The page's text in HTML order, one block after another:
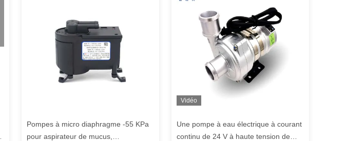
Pompes à micro diaphragme -55 KPa
pour aspirateur de mucus,
Vidéo
Une pompe à eau électrique à courant
continu de 24 V à haute tension de